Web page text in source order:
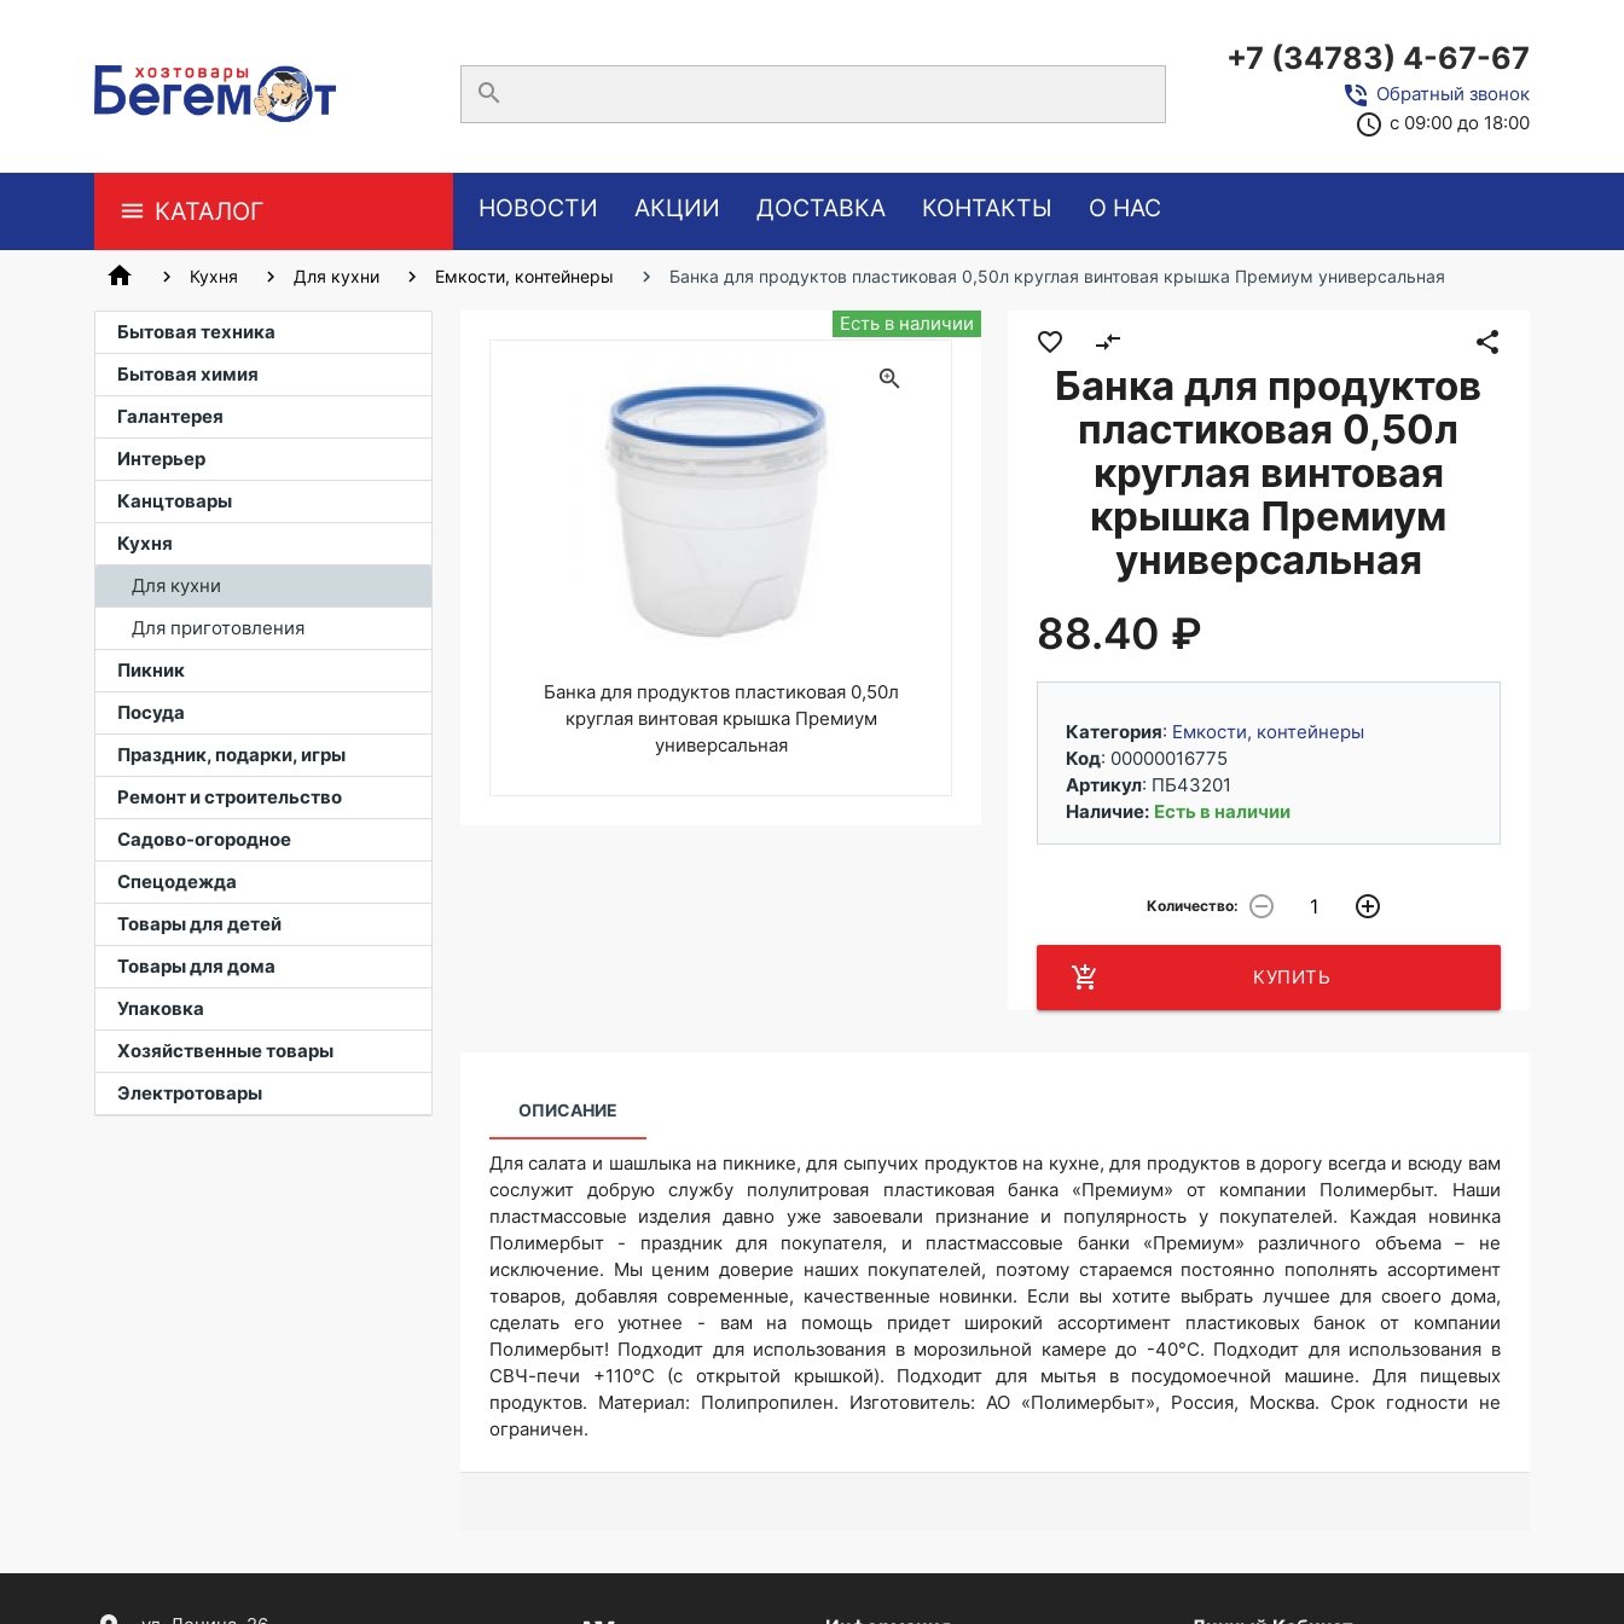
search
+7 (34783) 4-67-67
phone_in_talk Обратный звонок
access_time с 09:00 до 18:00
КАТАЛОГ НОВОСТИ АКЦИИ ДОСТАВКА КОНТАКТЫ О НАС
home Кухня Для кухни Емкости, контейнеры Банка для продуктов пластиковая 0,50л круглая винтовая крышка Премиум универсальная
Бытовая техника
Бытовая химия
Галантерея
Интерьер
Канцтовары
Кухня
Для кухни
Для приготовления
Пикник
Посуда
Праздник, подарки, игры
Ремонт и строительство
Садово-огородное
Спецодежда
Товары для детей
Товары для дома
Упаковка
Хозяйственные товары
Электротовары
Есть в наличии
Банка для продуктов пластиковая 0,50л
круглая винтовая крышка Премиум
универсальная
favorite_border compare_arrows share
Банка для продуктов
пластиковая 0,50л
круглая винтовая
крышка Премиум
универсальная
88.40 ₽
Категория: Емкости, контейнеры
Код: 00000016775
Артикул: ПБ43201
Наличие: Есть в наличии
Количество: remove_circle_outline add_circle_outline
add_shopping_cart КУПИТЬ
ОПИСАНИЕ
Для салата и шашлыка на пикнике, для сыпучих продуктов на кухне, для продуктов в дорогу всегда и всюду вам
сослужит добрую службу полулитровая пластиковая банка «Премиум» от компании Полимербыт. Наши
пластмассовые изделия давно уже завоевали признание и популярность у покупателей. Каждая новинка
Полимербыт - праздник для покупателя, и пластмассовые банки «Премиум» различного объема – не
исключение. Мы ценим доверие наших покупателей, поэтому стараемся постоянно пополнять ассортимент
товаров, добавляя современные, качественные новинки. Если вы хотите выбрать лучшее для своего дома,
сделать его уютнее - вам на помощь придет широкий ассортимент пластиковых банок от компании
Полимербыт! Подходит для использования в морозильной камере до -40°C. Подходит для использования в
СВЧ-печи +110°C (с открытой крышкой). Подходит для мытья в посудомоечной машине. Для пищевых
продуктов. Материал: Полипропилен. Изготовитель: АО «Полимербыт», Россия, Москва. Срок годности не
ограничен.